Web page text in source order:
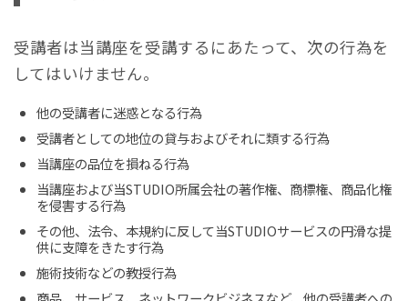
受講者は当講座を受講するにあたって、次の行為を
してはいけません。
他の受講者に迷惑となる行為
受講者としての地位の貸与およびそれに類する行為
当講座の品位を損ねる行為
当講座および当STUDIO所属会社の著作権、商標権、商品化権
を侵害する行為
その他、法令、本規約に反して当STUDIOサービスの円滑な提
供に支障をきたす行為
施術技術などの教授行為